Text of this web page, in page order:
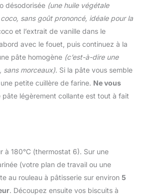
désodorisée (une huile végétale
sans goût prononcé, idéale pour la
et l’extrait de vanille dans le
avec le fouet, puis continuez à la
pâte homogène (c’est-à-dire une
sans morceaux). Si la pâte vous semble
petite cuillère de farine. Ne vous
pâte légèrement collante est tout à fait
à 180°C (thermostat 6). Sur une
(votre plan de travail ou une
au rouleau à pâtisserie sur environ 5
. Découpez ensuite vos biscuits à